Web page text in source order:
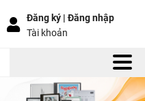
Đăng ký |Đăng nhập
Tài khoản